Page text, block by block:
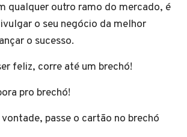
qualquer outro ramo do mercado, é
o seu negócio da melhor
o sucesso.
feliz, corre até um brechó!
pro brechó!
vontade, passe o cartão no brechó